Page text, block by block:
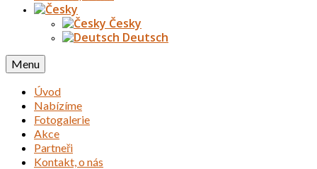
Česky
Deutsch
Menu
Úvod
Nabízíme
Fotogalerie
Akce
Partneři
Kontakt, o nás